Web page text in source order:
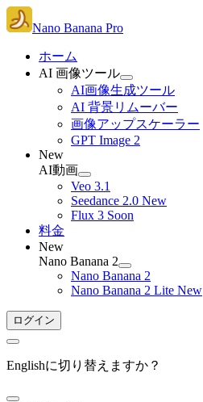
Nano Banana Pro
ホーム
AI 画像ツール
AI画像生成ツール
AI 背景リムーバー
画像アップスケーラー
GPT Image 2
New
AI動画
Veo 3.1
Seedance 2.0 New
Flux 3 Soon
料金
New
Nano Banana 2
Nano Banana 2
Nano Banana 2 Lite New
ログイン
Englishに切り替えますか？